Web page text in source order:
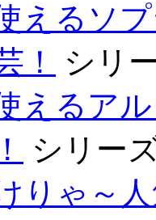
えるソ
！
シリ
えるア
シリー
りゃ～